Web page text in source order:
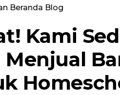
Beranda Blog
Kami
Menjual